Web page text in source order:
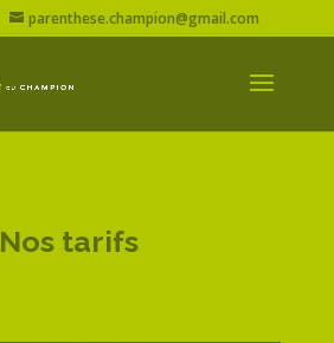
parenthese.champion@gmail.com
Nos tarifs